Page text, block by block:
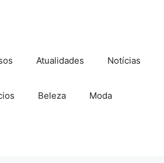
Atualidades Notícias
Beleza Moda